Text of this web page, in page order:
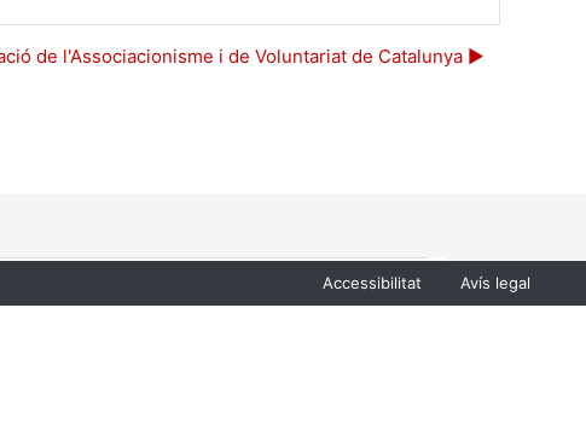
de l'Associacionisme i de Voluntariat de Catalunya ▶︎
finestra.
Menu
Accessibilitat Avís legal